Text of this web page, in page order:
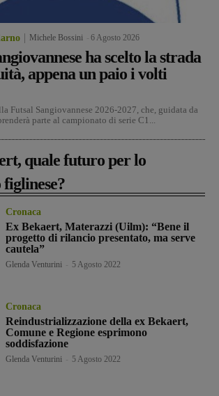
Michele Bossini 6 Agosto 2026
ha scelto la strada
appena un paio i volti
Futsal Sangiovannese 2026-2027, che, guidata da
parte al campionato di serie C1...
quale futuro per lo
Cronaca
Ex Bekaert, Materazzi (Uilm): “Bene il
progetto di rilancio presentato, ma serve
cautela”
Glenda Venturini 5 Agosto 2022
Cronaca
Reindustrializzazione della ex Bekaert,
Comune e Regione esprimono
soddisfazione
Glenda Venturini 5 Agosto 2022